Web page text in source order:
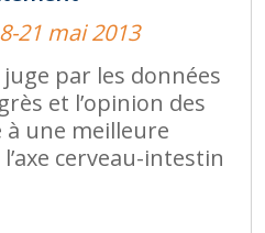
21 mai 2013
juge par les données
et l’opinion des
à une meilleure
cerveau-intestin